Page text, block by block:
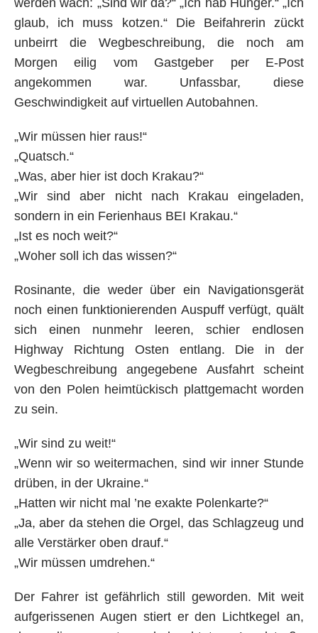
werden wach: „Sind wir da?“ „Ich hab Hunger.“ „Ich
glaub, ich muss kotzen.“ Die Beifahrerin zückt
unbeirrt die Wegbeschreibung, die noch am
Morgen eilig vom Gastgeber per E-Post
angekommen war. Unfassbar, diese
Geschwindigkeit auf virtuellen Autobahnen.
„Wir müssen hier raus!“
„Quatsch.“
„Was, aber hier ist doch Krakau?“
„Wir sind aber nicht nach Krakau eingeladen,
sondern in ein Ferienhaus BEI Krakau.“
„Ist es noch weit?“
„Woher soll ich das wissen?“
Rosinante, die weder über ein Navigationsgerät
noch einen funktionierenden Auspuff verfügt, quält
sich einen nunmehr leeren, schier endlosen
Highway Richtung Osten entlang. Die in der
Wegbeschreibung angegebene Ausfahrt scheint
von den Polen heimtückisch plattgemacht worden
zu sein.
„Wir sind zu weit!“
„Wenn wir so weitermachen, sind wir inner Stunde
drüben, in der Ukraine.“
„Hatten wir nicht mal ’ne exakte Polenkarte?“
„Ja, aber da stehen die Orgel, das Schlagzeug und
alle Verstärker oben drauf.“
„Wir müssen umdrehen.“
Der Fahrer ist gefährlich still geworden. Mit weit
aufgerissenen Augen stiert er den Lichtkegel an,